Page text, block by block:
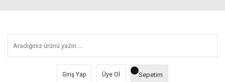
Giriş Yap Üye Ol Sepetim